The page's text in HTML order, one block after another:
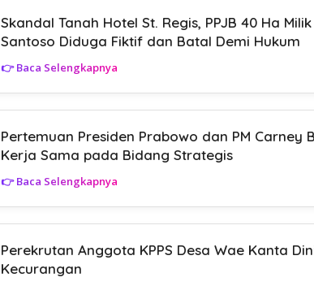
Skandal Tanah Hotel St. Regis, PPJB 40 Ha
Santoso Diduga Fiktif dan Batal Demi Hukum
👉 Baca Selengkapnya
Pertemuan Presiden Prabowo dan PM Carney
Kerja Sama pada Bidang Strategis
👉 Baca Selengkapnya
Perekrutan Anggota KPPS Desa Wae Kanta
Kecurangan